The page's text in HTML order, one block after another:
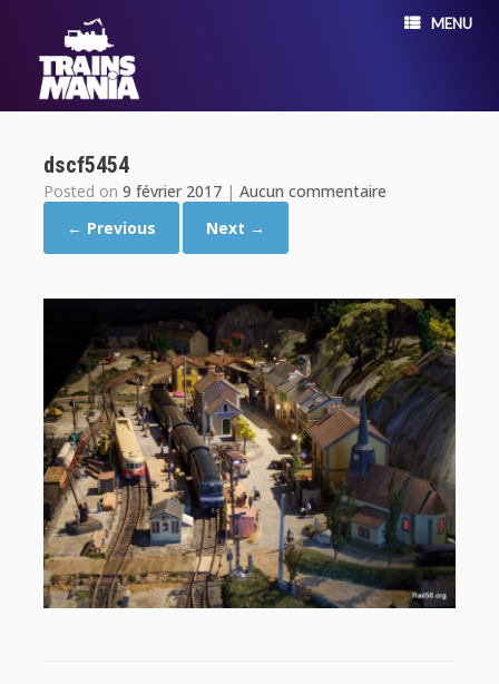
MENU
dscf5454
Posted on 9 février 2017| Aucun commentaire
← Previous
Next →